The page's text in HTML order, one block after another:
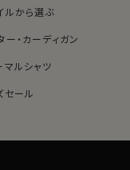
カラーのよ
少し下げてい
ルから選ぶ
ー・カーディガン
マルシャツ
セール
フス型から選ぶ
タン